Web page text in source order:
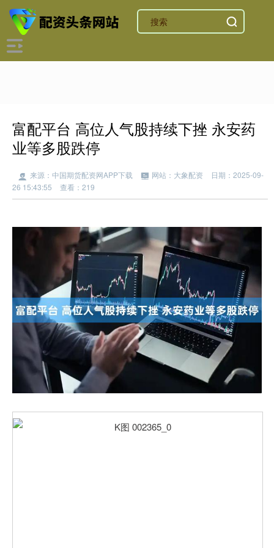
富配平台 高位人气股持续下挫 永安药
业等多股跌停
来源：中国期货配资网APP下载 网站：大象配资
日期：2025-09-
26 15:43:55
查看：219